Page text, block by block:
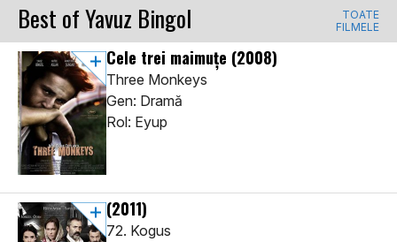
Best of Yavuz Bingol
TOATE
FILMELE
Cele trei maimuțe (2008)
Three Monkeys
Gen: Dramă
Rol: Eyup
(2011)
72. Kogus